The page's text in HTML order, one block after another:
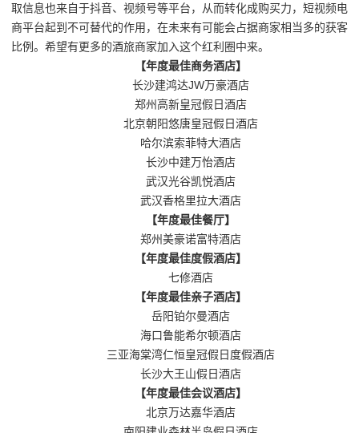
取信息也来自于抖音、视频号等平台，从而转化成购买力，短视频电
商平台起到不可替代的作用，在未来有可能会占据商家相当多的获客
比例。希望有更多的酒旅商家加入这个红利圈中来。
【年度最佳商务酒店】
长沙建鸿达JW万豪酒店
郑州高新皇冠假日酒店
北京朝阳悠唐皇冠假日酒店
哈尔滨索菲特大酒店
长沙中建万怡酒店
武汉光谷凯悦酒店
武汉香格里拉大酒店
【年度最佳餐厅】
郑州美豪诺富特酒店
【年度最佳度假酒店】
七修酒店
【年度最佳亲子酒店】
岳阳铂尔曼酒店
海口鲁能希尔顿酒店
三亚海棠湾仁恒皇冠假日度假酒店
长沙大王山假日酒店
【年度最佳会议酒店】
北京万达嘉华酒店